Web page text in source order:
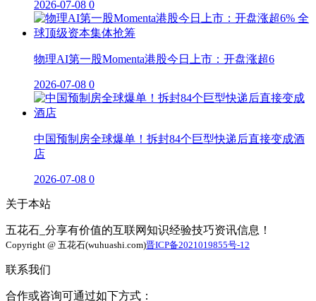
2026-07-08 0
物理AI第一股Momenta港股今日上市：开盘涨超6
2026-07-08 0
中国预制房全球爆单！拆封84个巨型快递后直接变成酒
店
2026-07-08 0
关于本站
五花石_分享有价值的互联网知识经验技巧资讯信息！
Copyright @ 五花石(wuhuashi.com)晋ICP备2021019855号-12
联系我们
合作或咨询可通过如下方式：